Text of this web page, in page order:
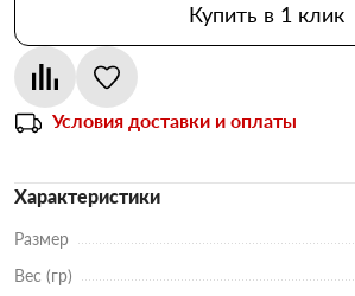
Купить в 1 клик
Условия доставки и оплаты
Характеристики
Размер
Вес (гр)